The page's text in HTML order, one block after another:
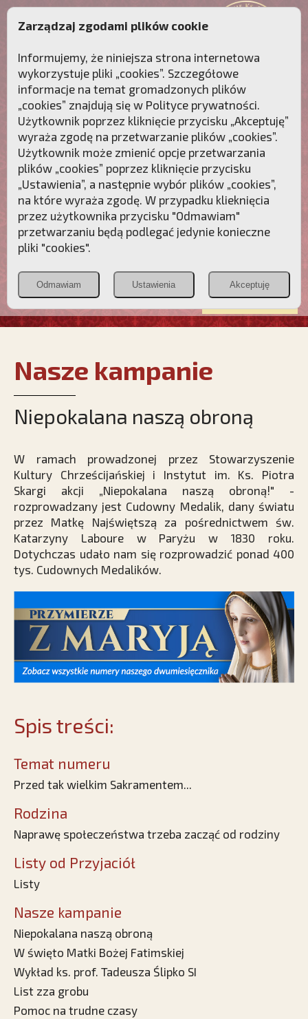
Przebudźmy sumienia Polaków!
Polonia
Christiana
PCh24.pl
Przymierze
POZNAJ APOSTOLAT FATIMY WESPRZYJ
NAS
Nasze kampanie
Niepokalana naszą obroną
W ramach prowadzonej przez Stowarzyszenie
Kultury Chrześcijańskiej i Instytut im. Ks. Piotra
Skargi akcji „Niepokalana naszą obroną!" -
rozprowadzany jest Cudowny Medalik, dany światu
przez Matkę Najświętszą za pośrednictwem św.
Katarzyny Laboure w Paryżu w 1830 roku.
Dotychczas udało nam się rozprowadzić ponad 400
tys. Cudownych Medalików.
Spis treści:
Temat numeru
Przed tak wielkim Sakramentem...
Rodzina
Naprawę społeczeństwa trzeba zacząć od rodziny
Listy od Przyjaciół
Listy
Nasze kampanie
Niepokalana naszą obroną
W święto Matki Bożej Fatimskiej
Wykład ks. prof. Tadeusza Ślipko SI
List zza grobu
Pomoc na trudne czasy
Zarządzaj zgodami plików cookie
Informujemy, że niniejsza strona internetowa
wykorzystuje pliki „cookies”. Szczegółowe
informacje na temat gromadzonych plików
„cookies” znajdują się w Polityce prywatności.
Użytkownik poprzez kliknięcie przycisku „Akceptuję”
wyraża zgodę na przetwarzanie plików „cookies”.
Użytkownik może zmienić opcje przetwarzania
plików „cookies” poprzez kliknięcie przycisku
„Ustawienia”, a następnie wybór plików „cookies”,
na które wyraża zgodę. W przypadku klieknięcia
przez użytkownika przycisku "Odmawiam"
przetwarzaniu będą podlegać jedynie konieczne
pliki "cookies".
Odmawiam Ustawienia Akceptuję